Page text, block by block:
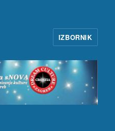
IZBORNIK